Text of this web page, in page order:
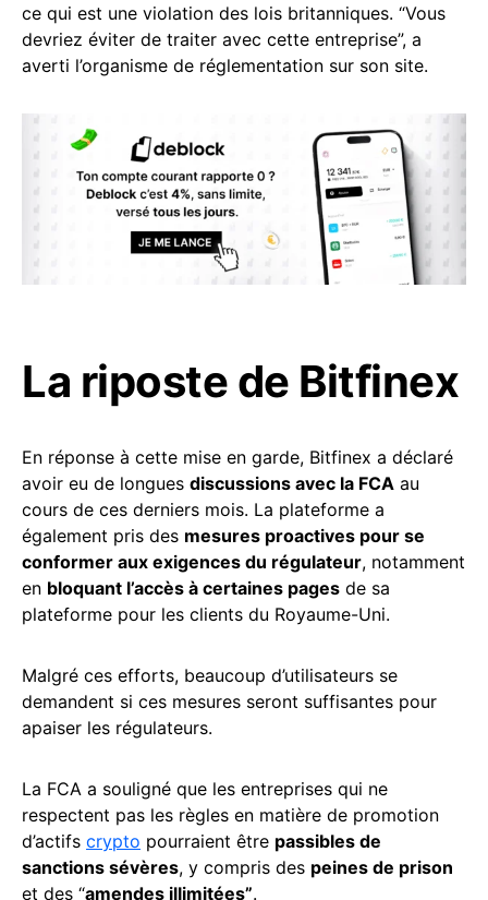
ce qui est une violation des lois britanniques. “Vous
devriez éviter de traiter avec cette entreprise”, a
averti l’organisme de réglementation sur son site.
La riposte de Bitfinex
En réponse à cette mise en garde, Bitfinex a déclaré
avoir eu de longues discussions avec la FCA au
cours de ces derniers mois. La plateforme a
également pris des mesures proactives pour se
conformer aux exigences du régulateur, notamment
en bloquant l’accès à certaines pages de sa
plateforme pour les clients du Royaume-Uni.
Malgré ces efforts, beaucoup d’utilisateurs se
demandent si ces mesures seront suffisantes pour
apaiser les régulateurs.
La FCA a souligné que les entreprises qui ne
respectent pas les règles en matière de promotion
d’actifs crypto pourraient être passibles de
sanctions sévères, y compris des peines de prison
et des “amendes illimitées”.